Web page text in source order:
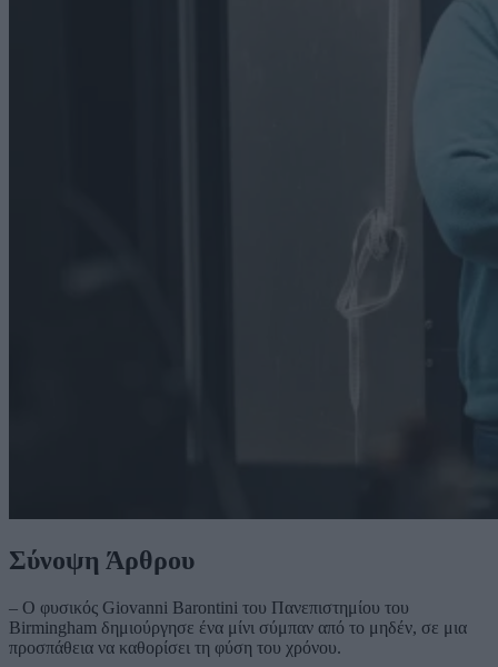
Σύνοψη Άρθρου
– Ο φυσικός Giovanni Barontini του Πανεπιστημίου του
Birmingham δημιούργησε ένα μίνι σύμπαν από το μηδέν, σε μια
προσπάθεια να καθορίσει τη φύση του χρόνου.